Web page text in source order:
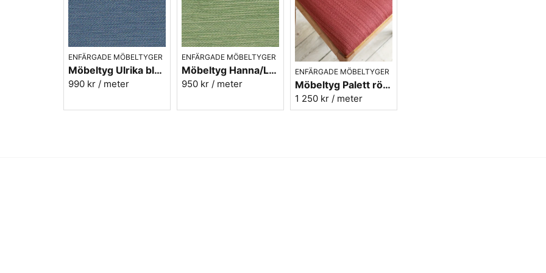
ENFÄRGADE MÖBELTYGER
Möbeltyg Ulrika blå nr.51 - Carl Malmstens-kvalitet
990 kr / meter
ENFÄRGADE MÖBELTYGER
Möbeltyg Hanna/Linnea grön melerad nr.75 - Carl Malmstens-kvalitet
950 kr / meter
ENFÄRGADE MÖBELTYGER
Möbeltyg Palett röd nr.30 - Carl Malmstens-kvalitet
1 250 kr / meter